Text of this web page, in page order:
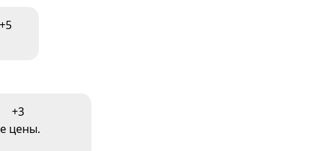
+5
+3
цены.